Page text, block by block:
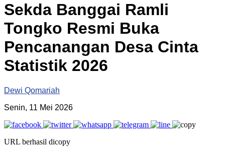
Sekda Banggai Ramli
Tongko Resmi Buka
Pencanangan Desa Cinta
Statistik 2026
Dewi Qomariah
Senin, 11 Mei 2026
URL berhasil dicopy